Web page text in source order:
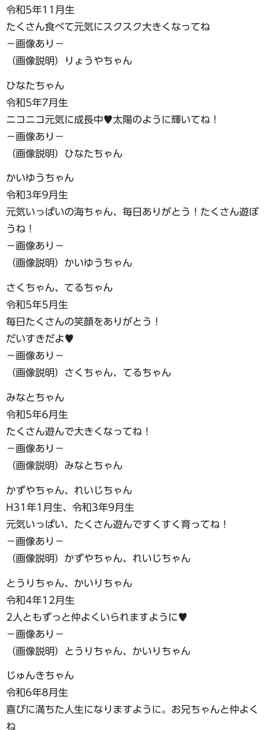
令和5年11月生
たくさん食べて元気にスクスク大きくなってね
−画像あり−
（画像説明）りょうやちゃん
ひなたちゃん
令和5年7月生
ニコニコ元気に成長中♥太陽のように輝いてね！
−画像あり−
（画像説明）ひなたちゃん
かいゆうちゃん
令和3年9月生
元気いっぱいの海ちゃん、毎日ありがとう！たくさん遊ぼ
うね！
−画像あり−
（画像説明）かいゆうちゃん
さくちゃん、てるちゃん
令和5年5月生
毎日たくさんの笑顔をありがとう！
だいすきだよ♥
−画像あり−
（画像説明）さくちゃん、てるちゃん
みなとちゃん
令和5年6月生
たくさん遊んで大きくなってね！
−画像あり−
（画像説明）みなとちゃん
かずやちゃん、れいじちゃん
H31年1月生、令和3年9月生
元気いっぱい、たくさん遊んですくすく育ってね！
−画像あり−
（画像説明）かずやちゃん、れいじちゃん
とうりちゃん、かいりちゃん
令和4年12月生
2人ともずっと仲よくいられますように♥
−画像あり−
（画像説明）とうりちゃん、かいりちゃん
じゅんきちゃん
令和6年8月生
喜びに満ちた人生になりますように。お兄ちゃんと仲よく
ね